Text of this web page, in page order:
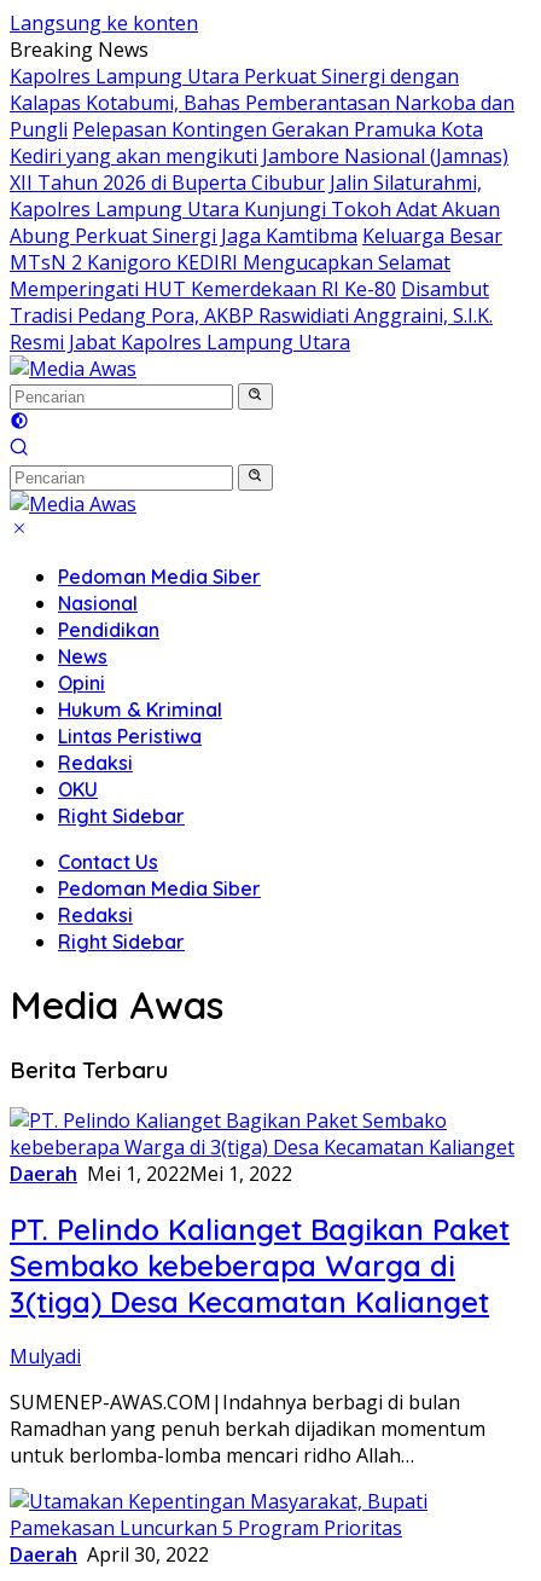
Langsung ke konten
Breaking News
Kapolres Lampung Utara Perkuat Sinergi dengan
Kalapas Kotabumi, Bahas Pemberantasan Narkoba dan
Pungli Pelepasan Kontingen Gerakan Pramuka Kota
Kediri yang akan mengikuti Jambore Nasional (Jamnas)
XII Tahun 2026 di Buperta Cibubur Jalin Silaturahmi,
Kapolres Lampung Utara Kunjungi Tokoh Adat Akuan
Abung Perkuat Sinergi Jaga Kamtibma Keluarga Besar
MTsN 2 Kanigoro KEDIRI Mengucapkan Selamat
Memperingati HUT Kemerdekaan RI Ke-80 Disambut
Tradisi Pedang Pora, AKBP Raswidiati Anggraini, S.I.K.
Resmi Jabat Kapolres Lampung Utara
Pedoman Media Siber
Nasional
Pendidikan
News
Opini
Hukum & Kriminal
Lintas Peristiwa
Redaksi
OKU
Right Sidebar
Contact Us
Pedoman Media Siber
Redaksi
Right Sidebar
Media Awas
Berita Terbaru
Daerah Mei 1, 2022Mei 1, 2022
PT. Pelindo Kalianget Bagikan Paket
Sembako kebeberapa Warga di
3(tiga) Desa Kecamatan Kalianget
Mulyadi
SUMENEP-AWAS.COM|Indahnya berbagi di bulan
Ramadhan yang penuh berkah dijadikan momentum
untuk berlomba-lomba mencari ridho Allah…
Daerah April 30, 2022